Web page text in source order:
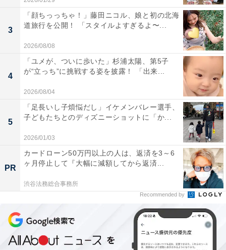
3
「顔ちっっちゃ！」藤田ニコル、娘と初の北海
道旅行を公開！ 「スタイルよすぎるよ〜...
2026/08/08
4
「ユメが、ついに歩いた」杉浦太陽、第5子
が“立っち”に挑戦する姿を披露！ 「出来...
2026/08/04
5
「足長いし子煩悩だし」イケメンバレー選手、
子どもたちとのディズニーショットに「か...
2026/01/03
PR
カードローン50万円以上の人は、返済を3～6
ヶ月停止して『大幅に減額してから返済...
渋谷法務総合事務所
Recommended by